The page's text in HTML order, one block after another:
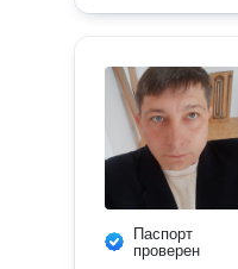
Паспорт
проверен